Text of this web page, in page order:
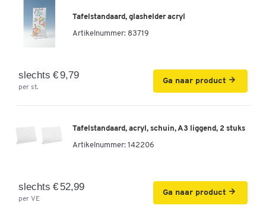
Tafelstandaard, glashelder acryl
Artikelnummer: 83719
slechts € 9,79
per st.
Ga naar product
Tafelstandaard, acryl, schuin, A3 liggend, 2 stuks
Artikelnummer: 142206
slechts € 52,99
per VE
Ga naar product